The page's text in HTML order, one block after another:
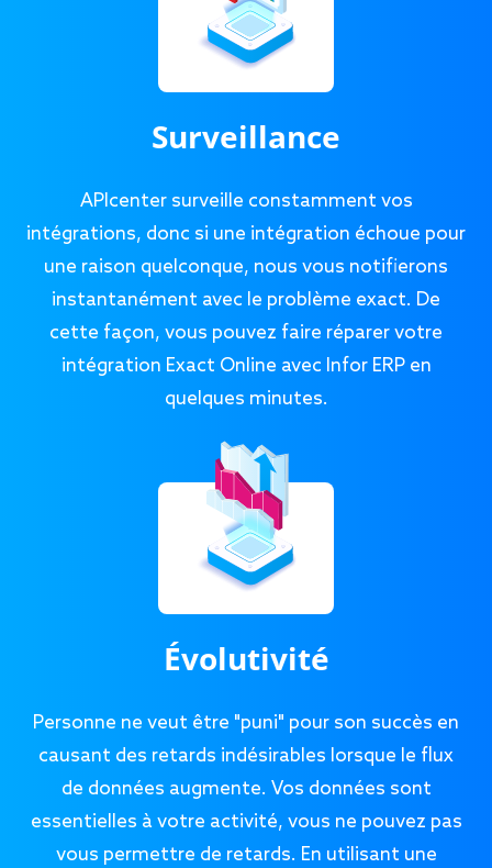
Surveillance
APIcenter surveille constamment vos
intégrations, donc si une intégration échoue pour
une raison quelconque, nous vous notifierons
instantanément avec le problème exact. De
cette façon, vous pouvez faire réparer votre
intégration Exact Online avec Infor ERP en
quelques minutes.
Évolutivité
Personne ne veut être "puni" pour son succès en
causant des retards indésirables lorsque le flux
de données augmente. Vos données sont
essentielles à votre activité, vous ne pouvez pas
vous permettre de retards. En utilisant une